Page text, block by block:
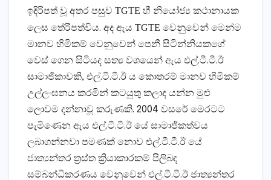
ඉදිරිපත් වූ අතර පසුව TGTE හී නියෝජ්‍ය කථානායක
ලෙස තේරීපත්විය. අද ඇය TGTE වෙනුවෙන් මෙන්ම
මානව හිමිකම් වෙනුවෙන් පෙනී සිටින්නියකගේ
වෙස් ගෙන සිටියද සත්‍ය වශයෙන් ඇය එල්.ටී.ටී.ඊ
සාමාජිකාවකි, එල්.ටී.ටී.ඊ ය කොතරම් මානව හිමිකම්
උල්ලංඝනය කරමින් කටයුතු කලාද යන්න මුළු
ලොවම දන්නාවූ කරුණකි. 2004 වසරේ මෙරටට
පැමිණෙන ඇය එල්.ටී.ටී.ඊ යේ සාමාජිකත්වය
ලබාගන්නවා පමණක් නොව එල්.ටී.ටී.ඊ යේ
ජාත්‍යන්තර ත්‍රස්ත ක්‍රියාකාරකම් පිලිබඳ
සම්බන්ධීකරණය වෙනුවෙන් එල්.ටී.ටී.ඊ ජාත්‍යන්තර